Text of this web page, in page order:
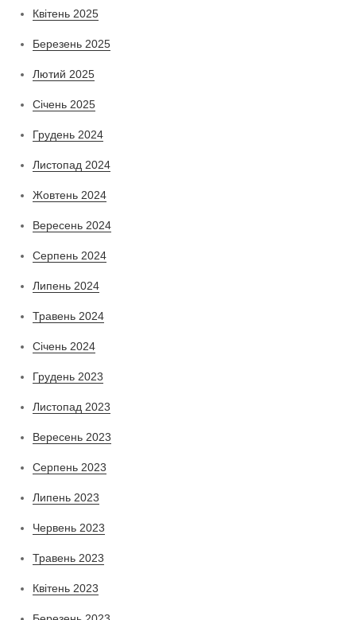
Квітень 2025
Березень 2025
Лютий 2025
Січень 2025
Грудень 2024
Листопад 2024
Жовтень 2024
Вересень 2024
Серпень 2024
Липень 2024
Травень 2024
Січень 2024
Грудень 2023
Листопад 2023
Вересень 2023
Серпень 2023
Липень 2023
Червень 2023
Травень 2023
Квітень 2023